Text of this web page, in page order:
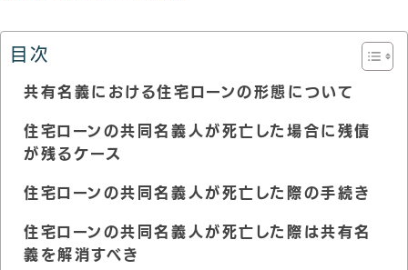
目次
共有名義における住宅ローンの形態について
住宅ローンの共同名義人が死亡した場合に残債
が残るケース
住宅ローンの共同名義人が死亡した際の手続き
住宅ローンの共同名義人が死亡した際は共有名
義を解消すべき